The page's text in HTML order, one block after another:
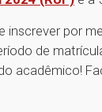
inscrever por
de
acadêmico!